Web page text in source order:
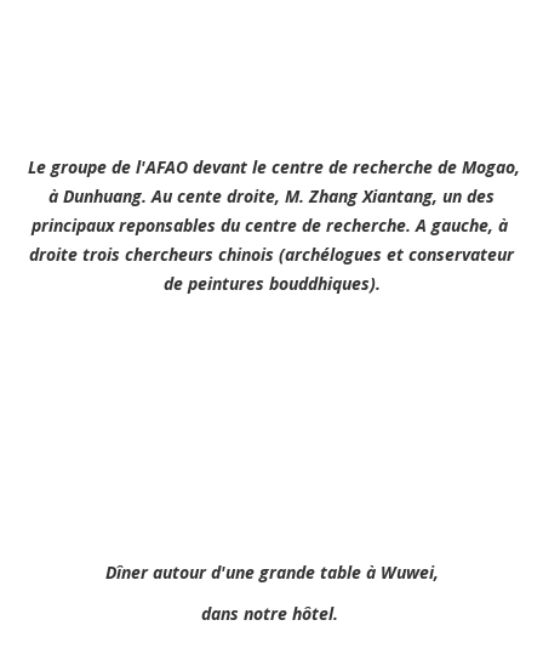
Le groupe de l'AFAO devant le centre de recherche de Mogao,
à Dunhuang. Au cente droite, M. Zhang Xiantang, un des
principaux reponsables du centre de recherche. A gauche, à
droite trois chercheurs chinois (archélogues et conservateur
de peintures bouddhiques).
Dîner autour d'une grande table à Wuwei,
dans notre hôtel.